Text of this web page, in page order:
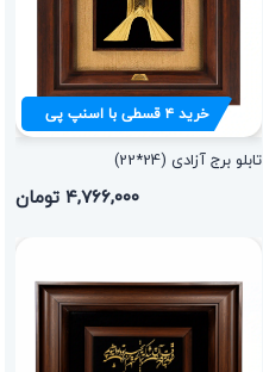
خرید۴قسطی با اسنپ پی
تابلو برج آزادی (24*22)
۴,۷۶۶,۰۰۰ تومان